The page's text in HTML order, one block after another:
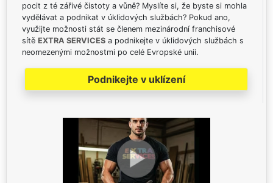
pocit z té zářivé čistoty a vůně? Myslíte si, že byste si mohla
vydělávat a podnikat v úklidových službách? Pokud ano,
využijte možnosti stát se členem mezinárodní franchisové
sítě EXTRA SERVICES a podnikejte v úklidových službách s
neomezenými možnostmi po celé Evropské unii.
Podnikejte v uklízení